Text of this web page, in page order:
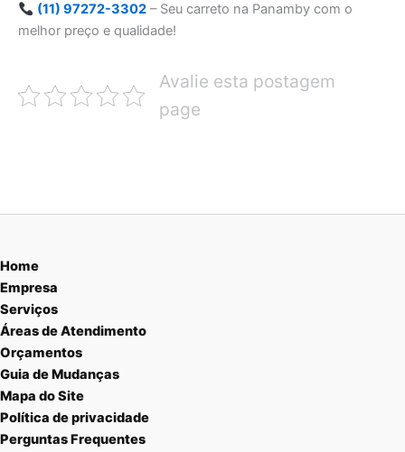
(11) 97272-3302– Seu carreto na Panamby com o
melhor preço e qualidade!
Avalie esta postagem
page
Home
Empresa
Serviços
Áreas de Atendimento
Orçamentos
Guia de Mudanças
Mapa do Site
Política de privacidade
Perguntas Frequentes